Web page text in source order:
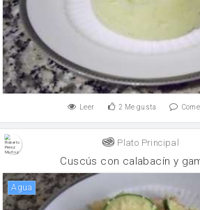
Leer 2 Me gusta
Plato Principal
Cuscús con calabacín y
agua